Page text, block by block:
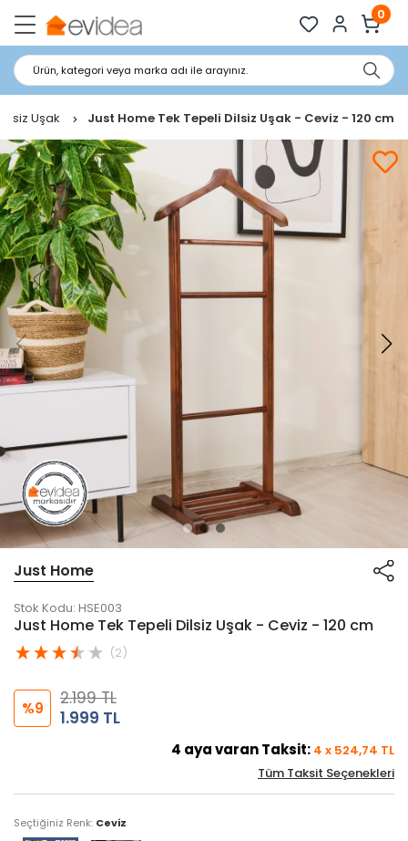
0
Ürün, kategori veya marka adı ile arayınız.
Dilsiz Uşak Just Home Tek Tepeli Dilsiz Uşak - Ceviz - 120 cm
Just Home
Stok Kodu: HSE003
Just Home Tek Tepeli Dilsiz Uşak - Ceviz - 120 cm
(2)
%9
2.199 TL
1.999 TL
4 aya varan Taksit: 4 x 524,74 TL
Tüm Taksit Seçenekleri
Seçtiğiniz Renk: Ceviz